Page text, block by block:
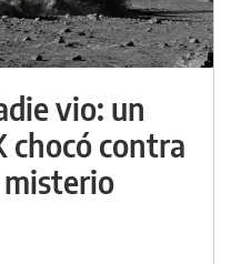
vio: un
chocó contra
misterio